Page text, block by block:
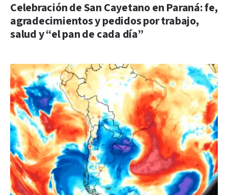
Celebración de San Cayetano en Paraná: fe,
agradecimientos y pedidos por trabajo,
salud y “el pan de cada día”